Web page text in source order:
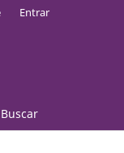
Buscar
Entrar